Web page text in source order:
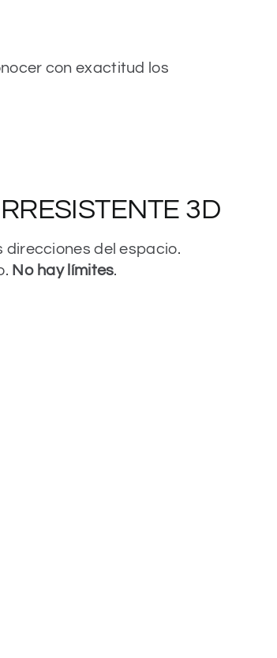
con exactitud los
3D
direcciones del espacio.
No hay límites.